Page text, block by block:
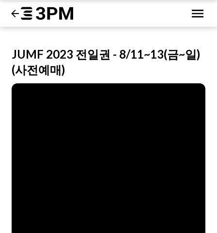
JUMF 2023 전일권 - 8/11~13(금~일)
(사전예매)